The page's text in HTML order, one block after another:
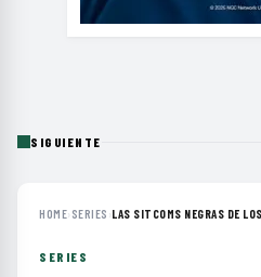
SIGUIENTE
HOME› SERIES ›LAS SITCOMS NEGRAS DE
SERIES